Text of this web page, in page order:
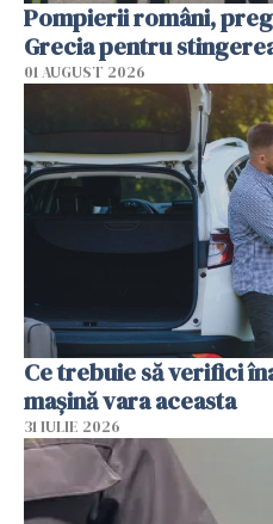
Pompierii români,
Grecia pentru
01 AUGUST 2026
Ce trebuie să verifici
mașină vara aceasta
31 IULIE 2026